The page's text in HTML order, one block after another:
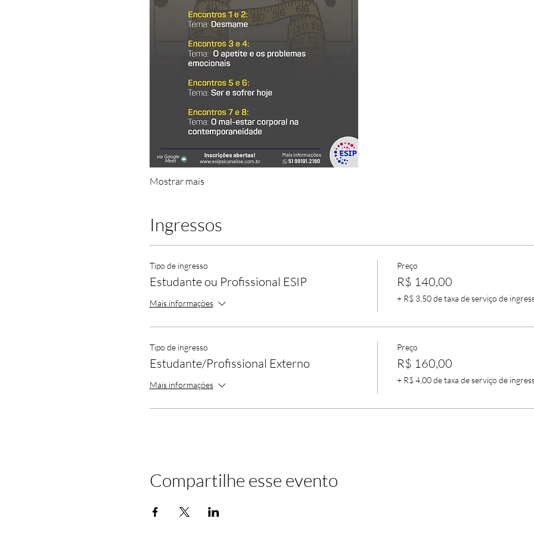
Mostrar mais
Ingressos
Tipo de ingresso
Estudante ou Profissional ESIP
Mais informações
Preço
R$ 140,00
+ R$ 3,50 de taxa de serviço de
Tipo de ingresso
Estudante/Profissional Externo
Mais informações
Preço
R$ 160,00
+ R$ 4,00 de taxa de serviço de
Compartilhe esse evento